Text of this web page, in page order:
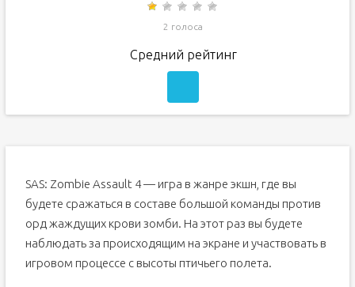
2 голоса
Средний рейтинг
SAS: Zombie Assault 4 — игра в жанре экшн, где вы
будете сражаться в составе большой команды против
орд жаждущих крови зомби. На этот раз вы будете
наблюдать за происходящим на экране и участвовать в
игровом процессе с высоты птичьего полета.